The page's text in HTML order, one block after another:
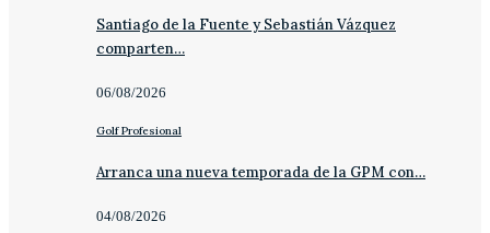
Santiago de la Fuente y Sebastián Vázquez
comparten…
06/08/2026
Golf Profesional
Arranca una nueva temporada de la GPM con…
04/08/2026